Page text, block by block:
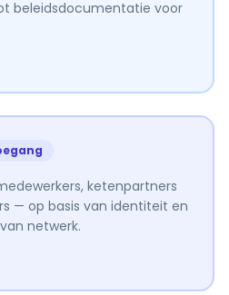
beleidsdocumentatie voor
ketenpartners
— op basis van identiteit en
netwerk.